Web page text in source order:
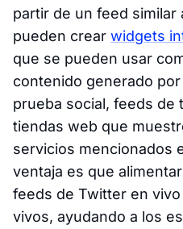
partir de un feed similar
pueden crear widgets
que se pueden usar
contenido generado
prueba social, feeds de
tiendas web que
servicios mencionados
ventaja es que
feeds de Twitter en
vivos, ayudando a los